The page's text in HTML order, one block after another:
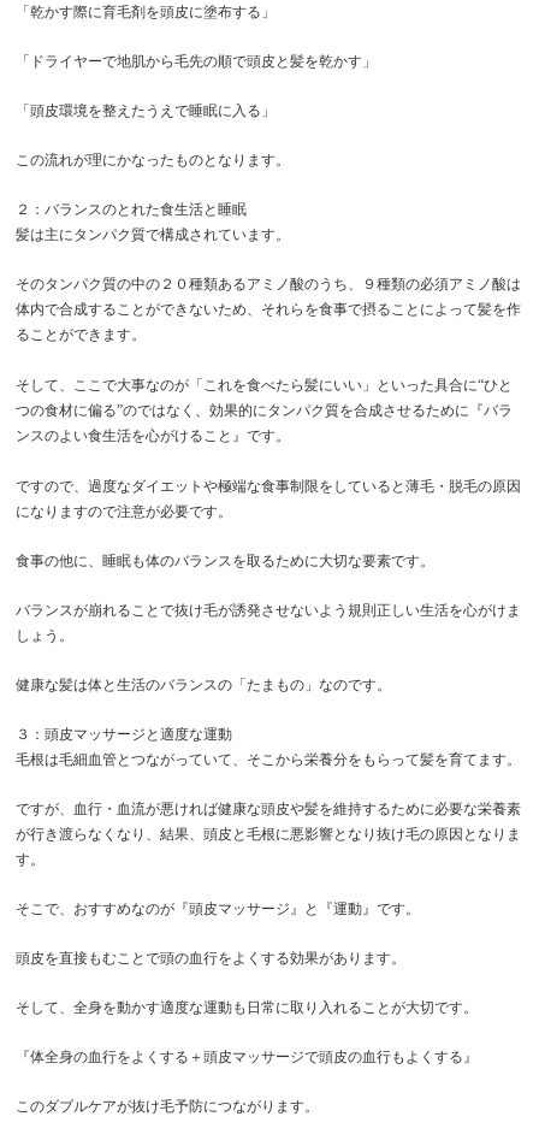
「乾かす際に育毛剤を頭皮に塗布する」
「ドライヤーで地肌から毛先の順で頭皮と髪を乾かす」
「頭皮環境を整えたうえで睡眠に入る」
この流れが理にかなったものとなります。
２：バランスのとれた食生活と睡眠
髪は主にタンパク質で構成されています。
そのタンパク質の中の２０種類あるアミノ酸のうち、９種類の必須アミノ酸は
体内で合成することができないため、それらを食事で摂ることによって髪を作
ることができます。
そして、ここで大事なのが「これを食べたら髪にいい」といった具合に“ひと
つの食材に偏る”のではなく、効果的にタンパク質を合成させるために『バラ
ンスのよい食生活を心がけること』です。
ですので、過度なダイエットや極端な食事制限をしていると 薄毛・脱毛の原因
になりますので注意が必要です。
食事の他に、睡眠も体のバランスを取るために大切な要素です。
バランスが崩れることで抜け毛が誘発させないよう規則正しい生活を心がけま
しょう。
健康な髪は体と生活のバランスの「たまもの」なのです。
３：頭皮マッサージと適度な運動
毛根は毛細血管とつながっていて、そこから栄養分をもらって髪を育てます。
ですが、血行・血流が悪ければ健康な頭皮や髪を維持するために必要な栄養素
が行き渡らなくなり、結果、頭皮と毛根に悪影響となり抜け毛の原因となりま
す。
そこで、おすすめなのが『頭皮マッサージ』と『運動』です。
頭皮を直接もむことで頭の血行をよくする効果があります。
そして、全身を動かす適度な運動も日常に取り入れることが大切です。
『体全身の血行をよくする＋頭皮マッサージで頭皮の血行もよくする』
このダブルケアが抜け毛予防につながります。